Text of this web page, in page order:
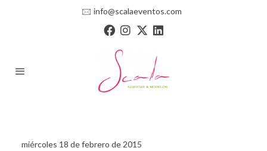
🖂 info@scalaeventos.com
miércoles 18 de febrero de 2015